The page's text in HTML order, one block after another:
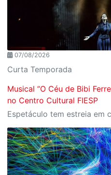
07/08/2026
Curta Temporada
Musical “O Céu de Bibi
no Centro Cultural FIESP